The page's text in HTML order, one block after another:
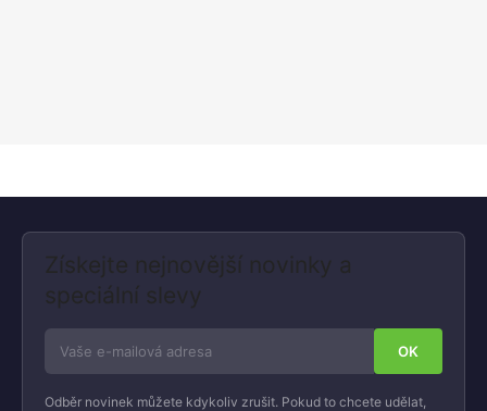
Získejte nejnovější novinky a
speciální slevy
Odběr novinek můžete kdykoliv zrušit. Pokud to chcete udělat,